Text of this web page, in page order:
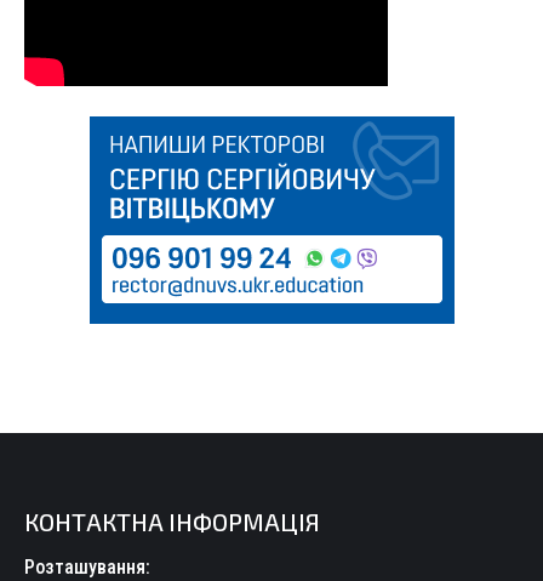
КОНТАКТНА ІНФОРМАЦІЯ
Розташування: